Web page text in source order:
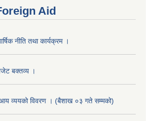
Aid
नीति तथा कार्यक्रम ।
बक्तव्य ।
व्ययको विवरण । (बैशाख ०३ गते सम्मको)